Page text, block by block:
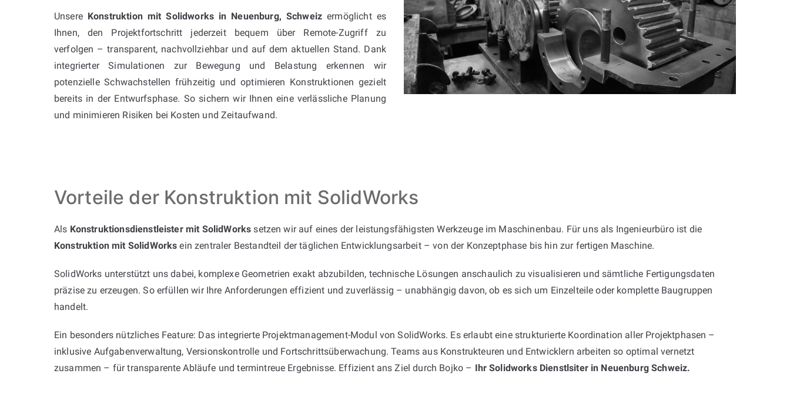
Unsere Konstruktion mit Solidworks in Neuenburg, Schweiz ermöglicht es
Ihnen, den Projektfortschritt jederzeit bequem über Remote-Zugriff zu
verfolgen – transparent, nachvollziehbar und auf dem aktuellen Stand. Dank
integrierter Simulationen zur Bewegung und Belastung erkennen wir
potenzielle Schwachstellen frühzeitig und optimieren Konstruktionen gezielt
bereits in der Entwurfsphase. So sichern wir Ihnen eine verlässliche Planung
und minimieren Risiken bei Kosten und Zeitaufwand.
Vorteile der Konstruktion mit SolidWorks
Als Konstruktionsdienstleister mit SolidWorks setzen wir auf eines der leistungsfähigsten Werkzeuge im Maschinenbau. Für uns als Ingenieurbüro ist die
Konstruktion mit SolidWorks ein zentraler Bestandteil der täglichen Entwicklungsarbeit – von der Konzeptphase bis hin zur fertigen Maschine.
SolidWorks unterstützt uns dabei, komplexe Geometrien exakt abzubilden, technische Lösungen anschaulich zu visualisieren und sämtliche Fertigungsdaten
präzise zu erzeugen. So erfüllen wir Ihre Anforderungen effizient und zuverlässig – unabhängig davon, ob es sich um Einzelteile oder komplette Baugruppen
handelt.
Ein besonders nützliches Feature: Das integrierte Projektmanagement-Modul von SolidWorks. Es erlaubt eine strukturierte Koordination aller Projektphasen –
inklusive Aufgabenverwaltung, Versionskontrolle und Fortschrittsüberwachung. Teams aus Konstrukteuren und Entwicklern arbeiten so optimal vernetzt
zusammen – für transparente Abläufe und termintreue Ergebnisse. Effizient ans Ziel durch Bojko – Ihr Solidworks Dienstlsiter in Neuenburg Schweiz.